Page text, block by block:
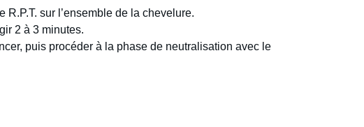
R.P.T. sur l’ensemble de la chevelure.
2 à 3 minutes.
puis procéder à la phase de neutralisation avec le